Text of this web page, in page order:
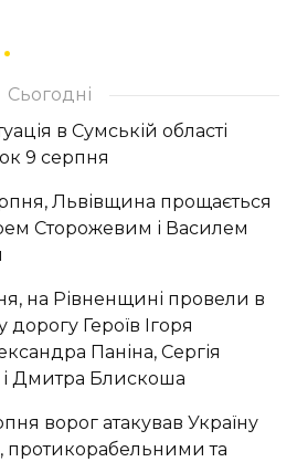
Сьогодні
в Сумській області
9 серпня
Львівщина прощається
Сторожевим і Василем
на Рівненщині провели в
Героїв Ігоря
Паніна, Сергія
Дмитра Блискоша
ворог атакував Україну
протикорабельними та